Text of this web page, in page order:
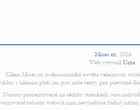
Mises.cz, 2026
Web vytvořil Urza.
Cílem Mises.cz je ekonomická osvěta veřejnosti;
s šířením platí jen pro naše texty; pro převzaté
Názory prezentované na těchto stránkách jsou
tohoto webu k nim nevyjadřuje žádný názor